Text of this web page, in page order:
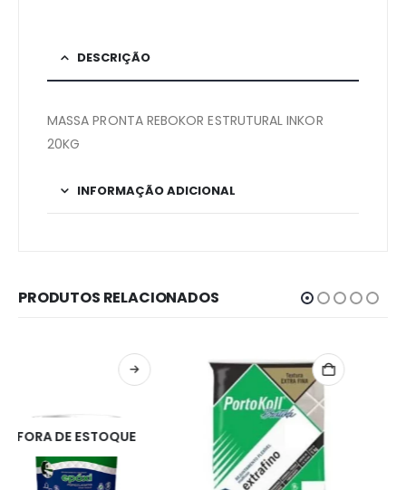
DESCRIÇÃO
MASSA PRONTA REBOKOR ESTRUTURAL INKOR
20KG
INFORMAÇÃO ADICIONAL
PRODUTOS RELACIONADOS